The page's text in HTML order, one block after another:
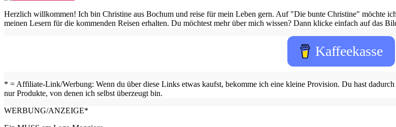
Herzlich willkommen! Ich bin Christine aus Bochum und reise für mein Leben gern. Auf "Die bunte Christine" möchte
meinen Lesern für die kommenden Reisen erhalten. Du möchtest mehr über mich wissen? Dann klicke einfach auf das
Kaffeekasse
* = Affiliate-Link/Werbung: Wenn du über diese Links etwas kaufst, bekomme ich eine kleine Provision. Du hast
nur Produkte, von denen ich selbst überzeugt bin.
WERBUNG/ANZEIGE*